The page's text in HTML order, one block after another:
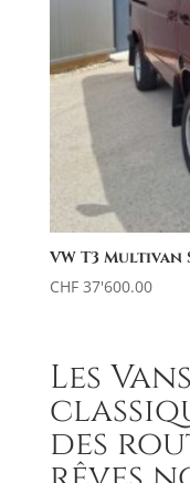
VW T3 Multivan
CHF37'600.00
Les
des